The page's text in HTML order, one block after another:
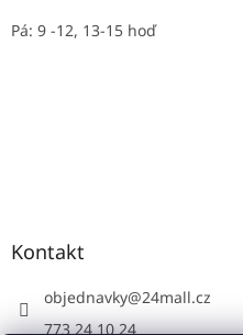
Pá: 9 -12, 13-15 hoď
Kontakt
objednavky@24mall.cz
773 24 10 24